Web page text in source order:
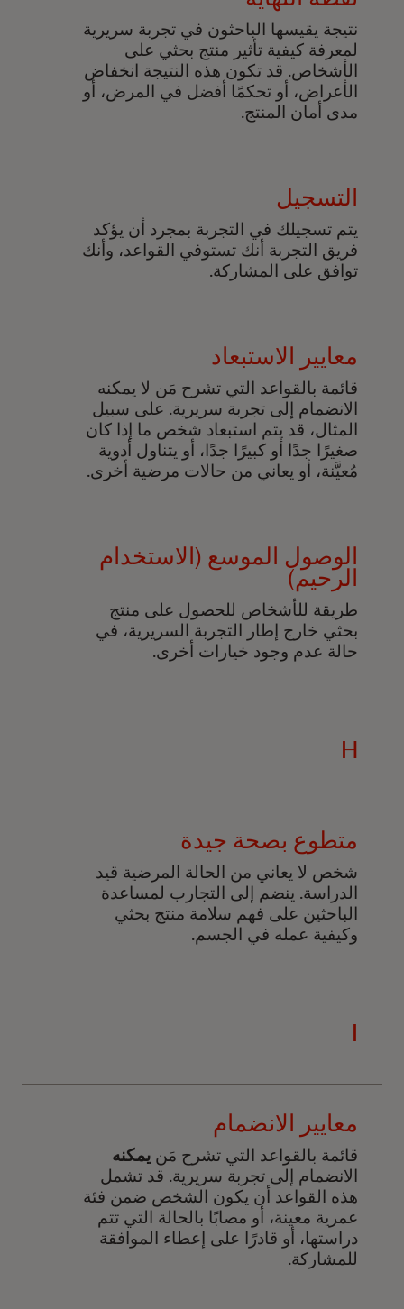
نتيجة يقيسها الباحثون في تجربة سريرية
لمعرفة كيفية تأثير منتج بحثي على
الأشخاص. قد تكون هذه النتيجة انخفاض
الأعراض، أو تحكمًا أفضل في المرض، أو
مدى أمان المنتج.
التسجيل
يتم تسجيلك في التجربة بمجرد أن يؤكد
فريق التجربة أنك تستوفي القواعد، وأنك
توافق على المشاركة.
معايير الاستبعاد
قائمة بالقواعد التي تشرح مَن لا يمكنه
الانضمام إلى تجربة سريرية. على سبيل
المثال، قد يتم استبعاد شخص ما إذا كان
صغيرًا جدًا أو كبيرًا جدًا، أو يتناول أدوية
مُعيَّنة، أو يعاني من حالات مرضية أخرى.
الوصول الموسع (الاستخدام
الرحيم)
طريقة للأشخاص للحصول على منتج
بحثي خارج إطار التجربة السريرية، في
حالة عدم وجود خيارات أخرى.
H
متطوع بصحة جيدة
شخص لا يعاني من الحالة المرضية قيد
الدراسة. ينضم إلى التجارب لمساعدة
الباحثين على فهم سلامة منتج بحثي
وكيفية عمله في الجسم.
I
معايير الانضمام
قائمة بالقواعد التي تشرح مَن يمكنه
الانضمام إلى تجربة سريرية. قد تشمل
هذه القواعد أن يكون الشخص ضمن فئة
عمرية معينة، أو مصابًا بالحالة التي تتم
دراستها، أو قادرًا على إعطاء الموافقة
للمشاركة.